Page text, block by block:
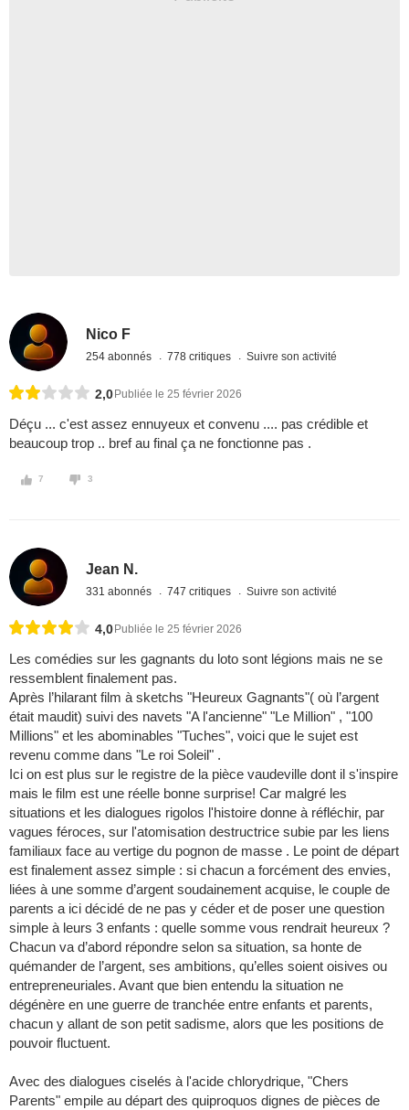
Nico F
254 abonnés 778 critiques Suivre son activité
2,0 Publiée le 25 février 2026
Déçu ... c'est assez ennuyeux et convenu .... pas crédible et
beaucoup trop .. bref au final ça ne fonctionne pas .
7 3
Jean N.
331 abonnés 747 critiques Suivre son activité
4,0 Publiée le 25 février 2026
Les comédies sur les gagnants du loto sont légions mais ne se
ressemblent finalement pas.
Après l’hilarant film à sketchs "Heureux Gagnants"( où l’argent
était maudit) suivi des navets "A l'ancienne" "Le Million" , "100
Millions" et les abominables "Tuches", voici que le sujet est
revenu comme dans "Le roi Soleil" .
Ici on est plus sur le registre de la pièce vaudeville dont il s'inspire
mais le film est une réelle bonne surprise! Car malgré les
situations et les dialogues rigolos l'histoire donne à réfléchir, par
vagues féroces, sur l'atomisation destructrice subie par les liens
familiaux face au vertige du pognon de masse . Le point de départ
est finalement assez simple : si chacun a forcément des envies,
liées à une somme d’argent soudainement acquise, le couple de
parents a ici décidé de ne pas y céder et de poser une question
simple à leurs 3 enfants : quelle somme vous rendrait heureux ?
Chacun va d’abord répondre selon sa situation, sa honte de
quémander de l’argent, ses ambitions, qu’elles soient oisives ou
entrepreneuriales. Avant que bien entendu la situation ne
dégénère en une guerre de tranchée entre enfants et parents,
chacun y allant de son petit sadisme, alors que les positions de
pouvoir fluctuent.
Avec des dialogues ciselés à l'acide chlorydrique, "Chers
Parents" empile au départ des quiproquos dignes de pièces de